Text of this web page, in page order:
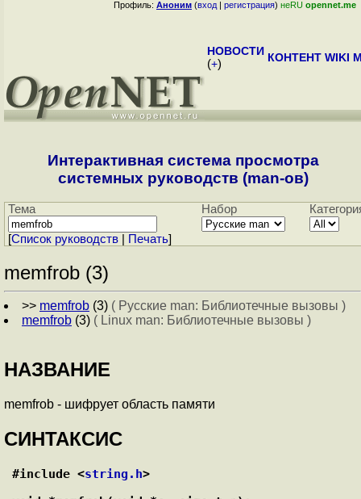
Профиль: Аноним (вход | регистрация) неRU opennet.me
НОВОСТИ
(+) КОНТЕНТ WIKI
Интерактивная система просмотра
системных руководств (man-ов)
Тема Набор
[Cписок руководств Печать]
memfrob (3)
>> memfrob (3) ( Русские man: Библиотечные вызовы )
memfrob (3) ( Linux man: Библиотечные вызовы )
НАЗВАНИЕ
memfrob - шифрует область памяти
СИНТАКСИС
#include <string.h>